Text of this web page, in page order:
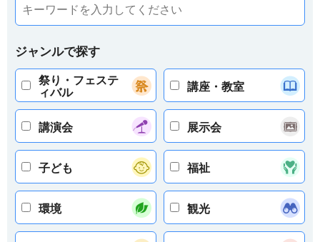
ジャンルで探す
祭り・フェステ
ィバル
講座・教室
講演会 展示会
子ども 福祉
環境 観光